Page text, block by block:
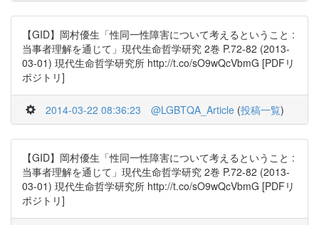
【GID】岡村優生「性同一性障害について考えるということ :
当事者理解を通じて」現代生命哲学研究 2巻 P.72-82 (2013-
03-01) 現代生命哲学研究所 http://t.co/sO9wQcVbmG [PDFリ
ポジトリ]
2014-03-22 08:36:23 @LGBTQA_Article (投稿一覧)
【GID】岡村優生「性同一性障害について考えるということ :
当事者理解を通じて」現代生命哲学研究 2巻 P.72-82 (2013-
03-01) 現代生命哲学研究所 http://t.co/sO9wQcVbmG [PDFリ
ポジトリ]